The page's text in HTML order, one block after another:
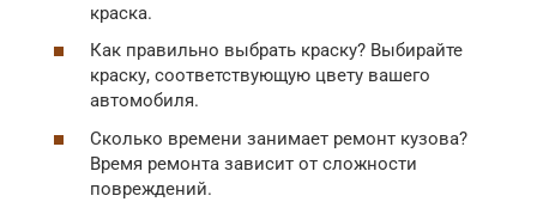
краска.
Как правильно выбрать краску? Выбирайте
краску, соответствующую цвету вашего
автомобиля.
Сколько времени занимает ремонт кузова?
Время ремонта зависит от сложности
повреждений.